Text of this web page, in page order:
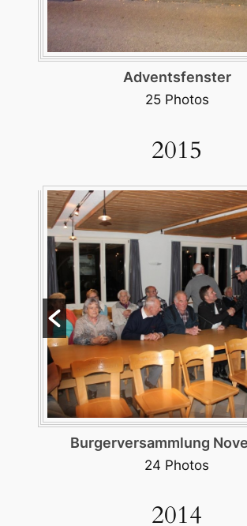
Adventsfenster
25 Photos
2015
Burgerversammlung
24 Photos
2014